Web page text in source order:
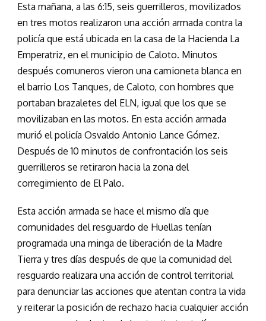
Esta mañana, a las 6:15, seis guerrilleros, movilizados
en tres motos realizaron una acción armada contra la
policía que está ubicada en la casa de la Hacienda La
Emperatriz, en el municipio de Caloto. Minutos
después comuneros vieron una camioneta blanca en
el barrio Los Tanques, de Caloto, con hombres que
portaban brazaletes del ELN, igual que los que se
movilizaban en las motos. En esta acción armada
murió el policía Osvaldo Antonio Lance Gómez.
Después de 10 minutos de confrontación los seis
guerrilleros se retiraron hacia la zona del
corregimiento de El Palo.
Esta acción armada se hace el mismo día que
comunidades del resguardo de Huellas tenían
programada una minga de liberación de la Madre
Tierra y tres días después de que la comunidad del
resguardo realizara una acción de control territorial
para denunciar las acciones que atentan contra la vida
y reiterar la posición de rechazo hacia cualquier acción